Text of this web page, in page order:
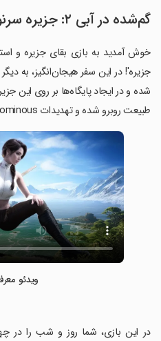
گم‌شده در آبی ۲: جزیره سرنوشت
جزیره'! در این سفر هیجان‌انگیز، به
شده و در ایجاد پایگاه‌ها بر روی این
طبیعت روبرو شده و تهدیدات ominous را مدیریت کنید.
ویدئو
‏در این بازی، شما روز و شب را در